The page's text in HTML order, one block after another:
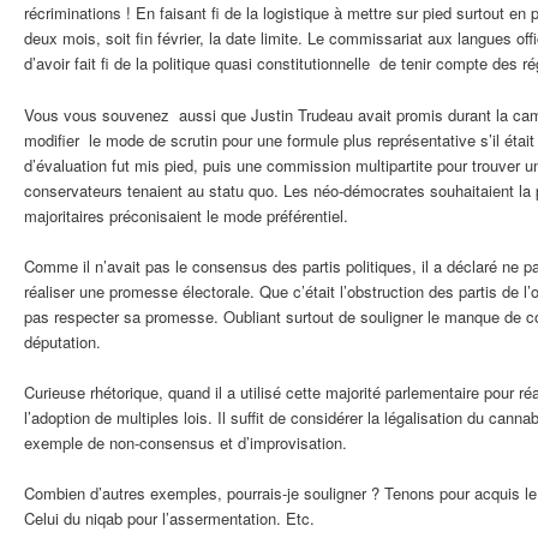
récriminations ! En faisant fi de la logistique à mettre sur pied surtout en
deux mois, soit fin février, la date limite. Le commissariat aux langues
d’avoir fait fi de la politique quasi constitutionnelle de tenir compte des
Vous vous souvenez aussi que Justin Trudeau avait promis durant la
modifier le mode de scrutin pour une formule plus représentative s’il
d’évaluation fut mis pied, puis une commission multipartite pour trouver
conservateurs tenaient au statu quo. Les néo-démocrates souhaitaient
majoritaires préconisaient le mode préférentiel.
Comme il n’avait pas le consensus des partis politiques, il a déclaré ne
réaliser une promesse électorale. Que c’était l’obstruction des partis de
pas respecter sa promesse. Oubliant surtout de souligner le manque de
députation.
Curieuse rhétorique, quand il a utilisé cette majorité parlementaire pour
l’adoption de multiples lois. Il suffit de considérer la légalisation du
exemple de non-consensus et d’improvisation.
Combien d’autres exemples, pourrais-je souligner ? Tenons pour acquis
Celui du niqab pour l’assermentation. Etc.